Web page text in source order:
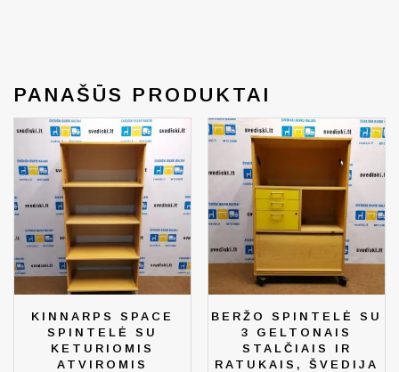
PANAŠŪS PRODUKTAI
KINNARPS SPACE
SPINTELĖ SU
KETURIOMIS
ATVIROMIS
BERŽO SPINTELĖ SU
3 GELTONAIS
STALČIAIS IR
RATUKAIS, ŠVEDIJA